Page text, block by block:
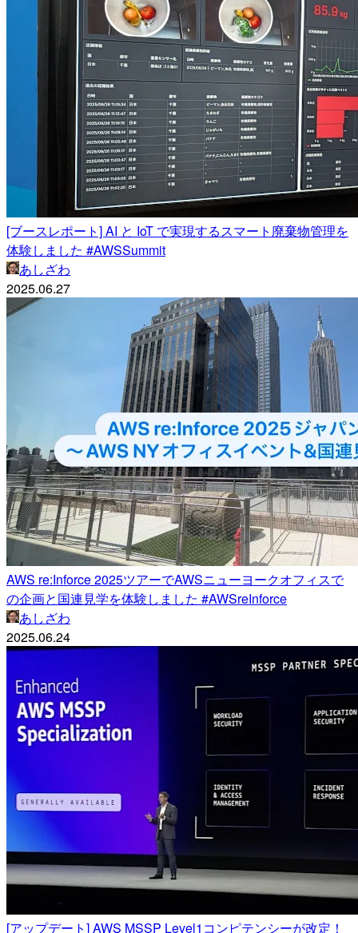
[ブースレポート] AI と IoT で実現するスマート廃棄物管理を
体験しました #AWSSummit
あしざわ
2025.06.27
AWS re:Inforce 2025ツアーでAWSニューヨークオフィスで
の企画と国連見学を体験しました #AWSreInforce
あしざわ
2025.06.24
[アップデート] AWS MSSP Level1コンピテンシーが改定！